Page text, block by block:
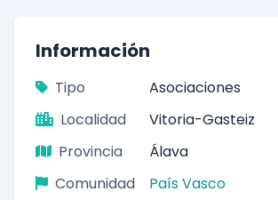
Información
Tipo
Asociaciones
Localidad
Vitoria-Gasteiz
Provincia
Álava
Comunidad
País Vasco